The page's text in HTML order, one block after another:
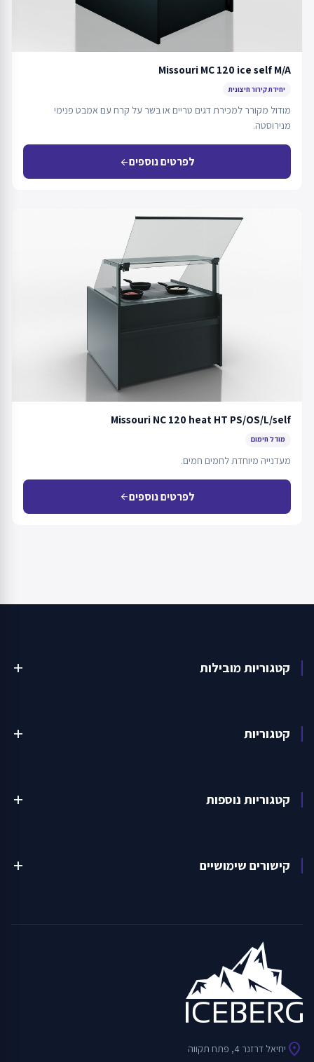
Missouri MC 120 ice self M/A
יחידת קירור חיצונית
מודול מקורר למכירת דגים טריים או בשר על קרח עם אמבט פנימי
מנירוסטה.
לפרטים נוספיםarrow_back
Missouri NC 120 heat HT PS/OS/L/self
מודל חימום
מעדנייה מיוחדת לחמים חמים.
לפרטים נוספיםarrow_back
קטגוריות מובילות add
קטגוריות add
קטגוריות נוספות add
קישורים שימושיים add
location_on יחיאל דרזנר 4, פתח תקווה